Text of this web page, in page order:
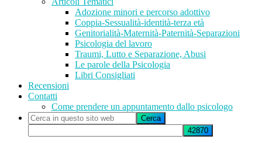
Adozione minori e percorso adottivo
Coppia-Sessualità-identità-terza età
Genitorialità-Maternità-Paternità-Separazioni
Psicologia del lavoro
Traumi, Lutto e Separazione, Abusi
Le parole della Psicologia
Libri Consigliati
Recensioni
Contatti
Come prendere un appuntamento dallo psicologo
Cerca
in
questo